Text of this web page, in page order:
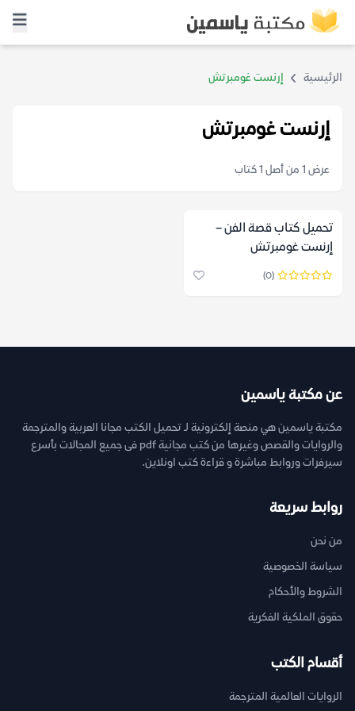
الرئيسية إرنست غومبرتش
إرنست غومبرتش
عرض 1 من أصل 1 كتاب
تحميل كتاب قصة الفن –
إرنست غومبرتش
(0)
عن مكتبة ياسمين
مكتبة ياسمين هي منصة إلكترونية لـ تحميل الكتب مجانا العربية والمترجمة
والروايات والقصص وغيرها من كتب مجانية pdf فى جميع المجالات بأسرع
سيرفرات وروابط مباشرة و قراءة كتب اونلاين.
روابط سريعة
من نحن
سياسة الخصوصية
الشروط والأحكام
حقوق الملكية الفكرية
أقسام الكتب
الروايات العالمية المترجمة